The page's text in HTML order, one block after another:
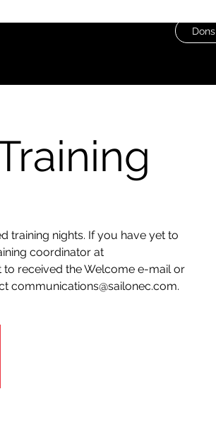
Dons
training nights. If you have yet to
coordinator at
to received the Welcome e-mail or
communications@sailonec.com.